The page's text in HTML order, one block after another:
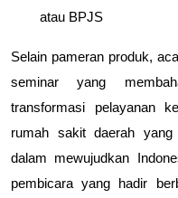
atau BPJS
Selain pameran produk,
seminar yang
transformasi pelayanan
rumah sakit daerah yang
dalam mewujudkan
pembicara yang hadir